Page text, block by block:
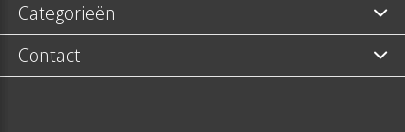
Categorieën
Contact